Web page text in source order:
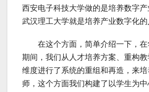
西安电子科技大学做的是培养数字产
武汉理工大学就是培养产业数字化的
在这个方面，简单介绍一下，在
期间，我们从人才培养方案、重构
维度进行了系统的重组和再造，来
师，这个方面我们构建了以学生为